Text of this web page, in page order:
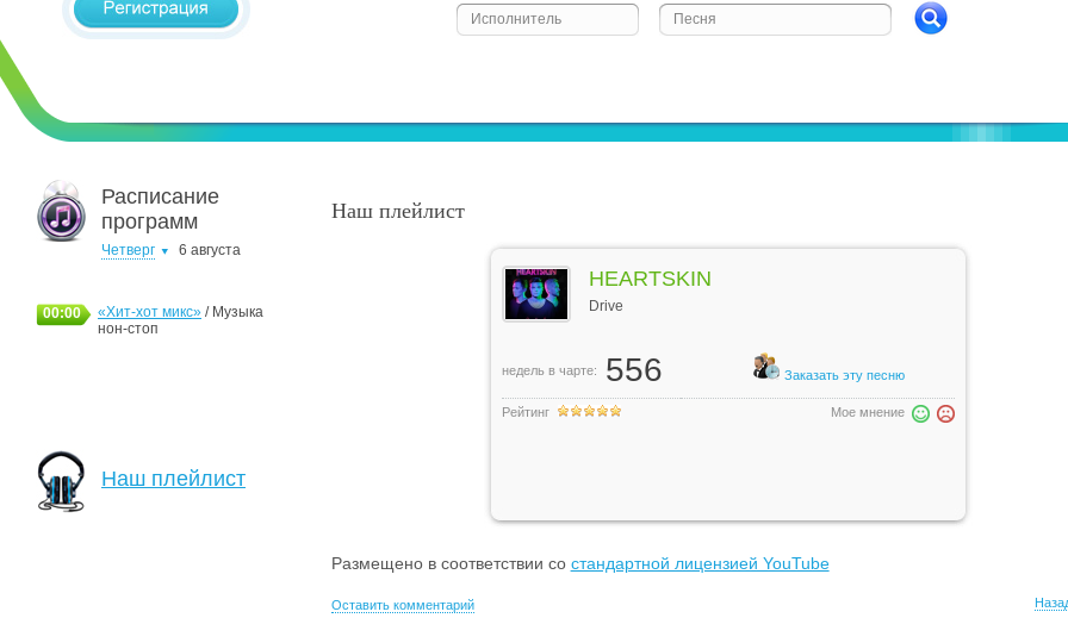
Расписание
программ
Четверг 6 августа
00:00 «Хит-хот микс» / Музыка
нон-стоп
Наш плейлист
Наш плейлист
HEARTSKIN
Drive
недель в чарте: 556 Заказать эту песню
Рейтинг Мое мнение
Размещено в соответствии со стандартной лицензией YouTube
Оставить комментарий